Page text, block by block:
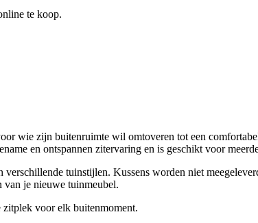
te koop.
wie zijn buitenruimte wil omtoveren tot een
en ontspannen zitervaring en is geschikt voor
tuinstijlen. Kussens worden niet
van je nieuwe tuinmeubel.
voor elk buitenmoment.